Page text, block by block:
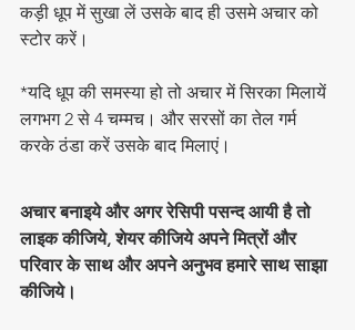
कड़ी धूप में सुखा लें उसके बाद ही उसमे अचार को
स्टोर करें।
*यदि धूप की समस्या हो तो अचार में सिरका मिलायें
लगभग 2 से 4 चम्मच। और सरसों का तेल गर्म
करके ठंडा करें उसके बाद मिलाएं।
अचार बनाइये और अगर रेसिपी पसन्द आयी है तो
लाइक कीजिये, शेयर कीजिये अपने मित्रों और
परिवार के साथ और अपने अनुभव हमारे साथ साझा
कीजिये।